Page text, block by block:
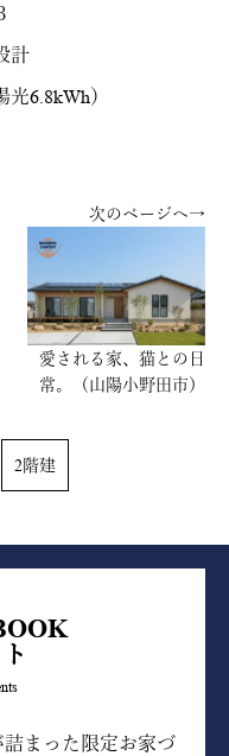
計
6.8kWh）
次のページへ→
愛される家、猫との日
常。（山陽小野田市）
2階建
まった限定お家づ